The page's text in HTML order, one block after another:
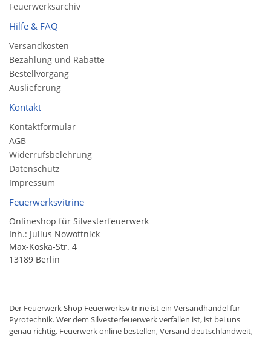
Feuerwerksarchiv
Hilfe & FAQ
Versandkosten
Bezahlung und Rabatte
Bestellvorgang
Auslieferung
Kontakt
Kontaktformular
AGB
Widerrufsbelehrung
Datenschutz
Impressum
Feuerwerksvitrine
Onlineshop für Silvesterfeuerwerk
Inh.: Julius Nowottnick
Max-Koska-Str. 4
13189 Berlin
Der Feuerwerk Shop Feuerwerksvitrine ist ein Versandhandelfür
Pyrotechnik. Wer dem Silvesterfeuerwerk verfallen ist, ist bei uns
genau richtig. Feuerwerk online bestellen,Versand deutschlandweit,